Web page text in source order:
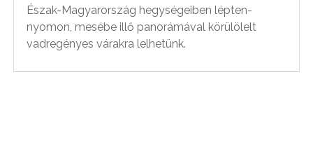
Észak-Magyarország hegységeiben lépten-
nyomon, mesébe illő panorámával körülölelt
vadregényes várakra lelhetünk.